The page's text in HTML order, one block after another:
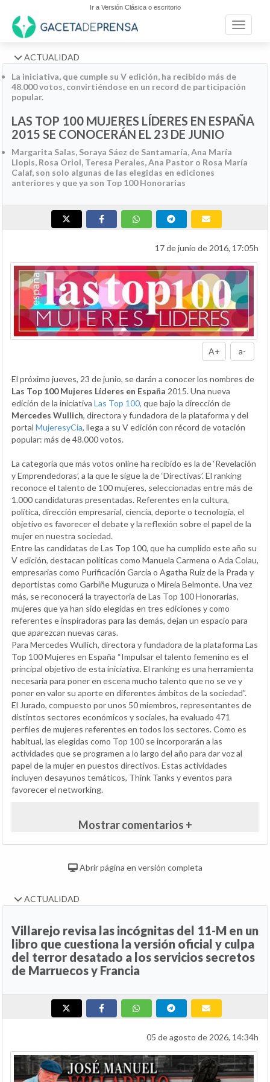
Ir a Versión Clásica o escritorio
Toggle
ACTUALIDAD
La iniciativa, que cumple su V edición, ha recibido más de
48.000 votos, convirtiéndose en un record de participación
popular.
LAS TOP 100 MUJERES LÍDERES EN ESPAÑA
2015 SE CONOCERÁN EL 23 DE JUNIO
Margarita Salas, Soraya Sáez de Santamaría, Ana María
Llopis, Rosa Oriol, Teresa Perales, Ana Pastor o Rosa María
Calaf, son solo algunas de las elegidas en ediciones
anteriores y que ya son Top 100 Honorarias
17 de junio de 2016, 17:05h
A+ a-
El próximo jueves, 23 de junio, se darán a conocer los nombres de
Las Top 100 Mujeres Líderes en España 2015. Una nueva
edición de la iniciativa Las Top 100, que bajo la dirección de
Mercedes Wullich, directora y fundadora de la plataforma y del
portal MujeresyCia, llega a su V edición con récord de votación
popular: más de 48.000 votos.
La categoría que más votos online ha recibido es la de ‘Revelación
y Emprendedoras’, a la que le sigue la de ‘Directivas’. El ranking
reconoce el talento de 100 mujeres, seleccionadas entre más de
1.000 candidaturas presentadas. Referentes en la cultura,
política, dirección empresarial, ciencia, deporte o tecnología, el
objetivo es favorecer el debate y la reflexión sobre el papel de la
mujer en nuestra sociedad.
Entre las candidatas de Las Top 100, que ha cumplido este año su
V edición, destacan políticas como Manuela Carmena o Ada Colau,
empresarias como Purificación Garcia o Agatha Ruiz de la Prada y
deportistas como Garbiñe Muguruza o Mireia Belmonte. Una vez
más, se reconocerá la trayectoria de Las Top 100 Honorarias,
mujeres que ya han sido elegidas en tres ediciones y como
referentes e inspiradoras para las demás, dejan un espacio para
que aparezcan nuevas caras.
Para Mercedes Wullich, directora y fundadora de la plataforma Las
Top 100 Mujeres en España “Impulsar el talento femenino es el
principal objetivo de esta iniciativa. El ranking es una herramienta
necesaria para poner en escena mucho talento que no se ve y
poner en valor su aporte en diferentes ámbitos de la sociedad”.
El Jurado, compuesto por unos 50 miembros, representantes de
distintos sectores económicos y sociales, ha evaluado 471
perfiles de mujeres referentes en todos los sectores. Como es
habitual, las elegidas como Top 100 se incorporarán a las
actividades que se programen a lo largo del año para dar voz al
papel de la mujer en puestos directivos. Estas actividades
incluyen desayunos temáticos, Think Tanks y eventos para
favorecer el networking.
Mostrar comentarios +
Abrir página en versión completa
ACTUALIDAD
Villarejo revisa las incógnitas del 11-M en un
libro que cuestiona la versión oficial y culpa
del terror desatado a los servicios secretos
de Marruecos y Francia
05 de agosto de 2026, 14:34h